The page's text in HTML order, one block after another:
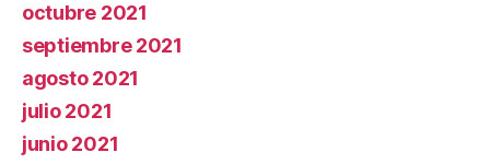
octubre 2021
septiembre 2021
agosto 2021
julio 2021
junio 2021